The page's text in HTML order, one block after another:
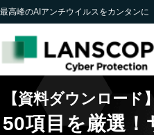
最高峰のAIアンチウイルスをカンタンに
【資料ダウンロード】
50項目を厳選！